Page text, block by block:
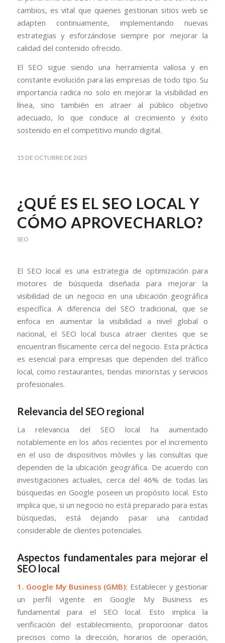
cambios, es vital que quienes gestionan sitios web se
adapten continuamente, implementando nuevas
estrategias y esforzándose siempre por mejorar la
calidad del contenido ofrecido.
El SEO sigue siendo una herramienta valiosa y en
constante evolución para las empresas de todo tipo. Su
importancia radica no solo en mejorar la visibilidad en
línea, sino también en atraer al público objetivo
adecuado, lo que conduce al crecimiento y éxito
sostenido en el competitivo mundo digital.
15 DE OCTUBRE DE 2025
¿QUÉ ES EL SEO LOCAL Y
CÓMO APROVECHARLO?
SEO
El SEO local es una estrategia de optimización para
motores de búsqueda diseñada para mejorar la
visibilidad de un negocio en una ubicación geográfica
específica. A diferencia del SEO tradicional, que se
enfoca en aumentar la visibilidad a nivel global o
nacional, el SEO local busca atraer clientes que se
encuentran físicamente cerca del negocio. Esta práctica
es esencial para empresas que dependen del tráfico
local, como restaurantes, tiendas minoristas y servicios
profesionales.
Relevancia del SEO regional
La relevancia del SEO local ha aumentado
notablemente en los años recientes por el incremento
en el uso de dispositivos móviles y las consultas que
dependen de la ubicación geográfica. De acuerdo con
investigaciones actuales, cerca del 46% de todas las
búsquedas en Google poseen un propósito local. Esto
implica que, si un negocio no está preparado para estas
búsquedas, está dejando pasar una cantidad
considerable de clientes potenciales.
Aspectos fundamentales para mejorar el
SEO local
1. Google My Business (GMB): Establecer y gestionar
un perfil vigente en Google My Business es
fundamental para el SEO local. Esto implica la
verificación del establecimiento, proporcionar datos
precisos como la dirección, horarios de operación,